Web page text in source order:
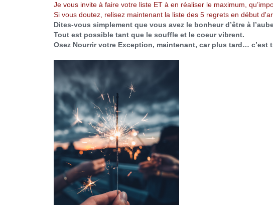
Je vous invite à faire votre liste ET à en réaliser le maximum,
Si vous doutez, relisez maintenant la liste des 5 regrets en début
Dites-vous simplement que vous avez le bonheur d’être à
Tout est possible tant que le souffle et le coeur vibrent.
Osez Nourrir votre Exception, maintenant, car plus tard… c’est